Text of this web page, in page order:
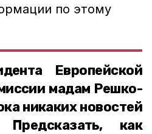
по этому
Европейской
мадам Решко-
никаких новостей
как